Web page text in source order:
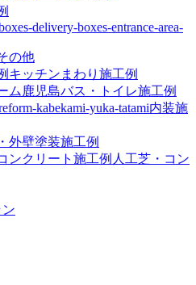
の他
キッチンまわり施工例
バス・トイレ施工例
内装施
外壁塗装施工例
人工芝・コン